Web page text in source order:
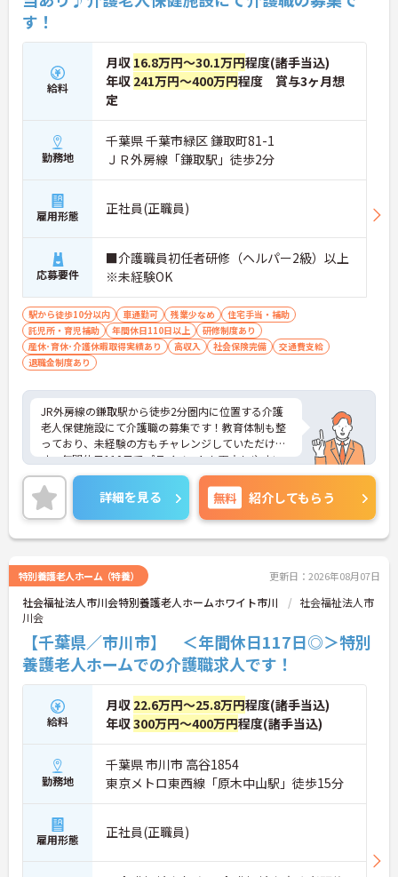
す！
給料
月収 16.8万円～30.1万円程度(諸手当込)
年収 241万円～400万円程度 賞与3ヶ月想
定
勤務地
千葉県 千葉市緑区 鎌取町81-1
ＪＲ外房線「鎌取駅」徒歩2分
雇用形態 正社員(正職員)
応募要件
■介護職員初任者研修（ヘルパー2級）以上
※未経験OK
駅から徒歩10分以内 車通勤可 残業少なめ
住宅手当・補助
託児所・育児補助
年間休日110日以上
研修制度あり
産休･育休･介護休暇取得実績あり
高収入 社会保険完備
交通費支給
退職金制度あり
JR外房線の鎌取駅から徒歩2分圏内に位置する介護
老人保健施設にて介護職の募集です！教育体制も整
っており、未経験の方もチャレンジしていただけま
す。年間休日110日でプライベートも両立しやすい
です。子育て理解のある職場なので、お互いでフォ
ローしていくことができる職場です。また、駅チカ
で、コンビニや商業施設もございますので、お仕事
終わりに買い物にも行けます★
ご興味のある方はお気軽にお問い合わせください。
詳細を見る 無料 紹介してもらう
特別養護老人ホーム（特養） 更新日：2026年08月07日
社会福祉法人市川会特別養護老人ホームホワイト市川
社会福祉法人市
川会
【千葉県／市川市】 ＜年間休日117日◎＞特別
養護老人ホームでの介護職求人です！
給料
月収 22.6万円～25.8万円程度(諸手当込)
年収300万円～400万円程度(諸手当込)
勤務地
千葉県 市川市 高谷1854
東京メトロ東西線「原木中山駅」徒歩15分
雇用形態 正社員(正職員)